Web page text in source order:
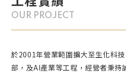
OUR PROJECT
於2001年營業範圍擴大至生化科
部，及AI產業等工程，經營者秉持